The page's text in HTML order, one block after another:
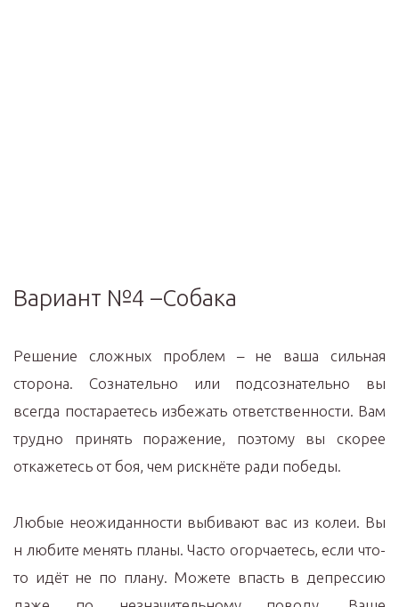
Вариант №4 –Собака
Решение сложных проблем – не ваша сильная
сторона. Сознательно или подсознательно вы
всегда постараетесь избежать ответственности. Вам
трудно принять поражение, поэтому вы скорее
откажетесь от боя, чем рискнёте ради победы.
Любые неожиданности выбивают вас из колеи. Вы
н любите менять планы. Часто огорчаетесь, если что-
то идёт не по плану. Можете впасть в депрессию